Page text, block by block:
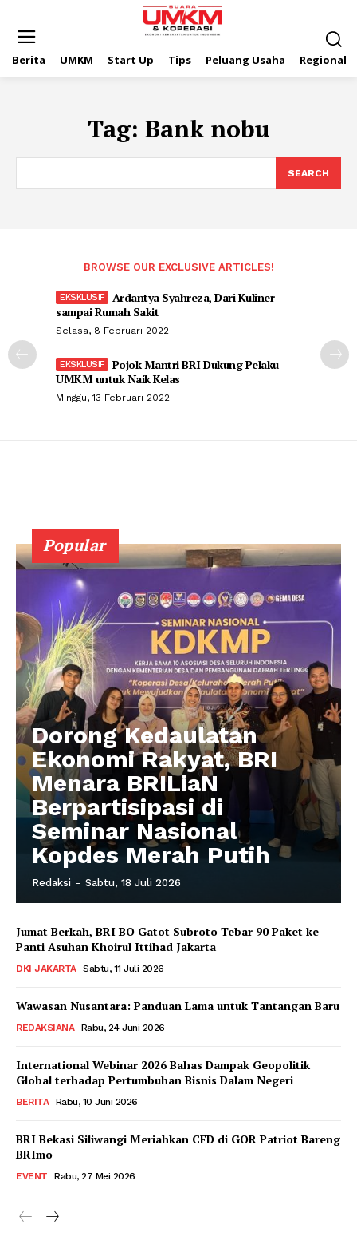
Berita UMKM Start Up Tips Peluang Usaha Regional
Tag: Bank nobu
SEARCH
BROWSE OUR EXCLUSIVE ARTICLES!
Ardantya Syahreza, Dari Kuliner
sampai Rumah Sakit
Selasa, 8 Februari 2022
Pojok Mantri BRI Dukung Pelaku
UMKM untuk Naik Kelas
Minggu, 13 Februari 2022
Popular
Dorong Kedaulatan
Ekonomi Rakyat, BRI
Menara BRILiaN
Berpartisipasi di
Seminar Nasional
Kopdes Merah Putih
Redaksi - Sabtu, 18 Juli 2026
Jumat Berkah, BRI BO Gatot Subroto Tebar 90 Paket ke
Panti Asuhan Khoirul Ittihad Jakarta
DKI JAKARTA Sabtu, 11 Juli 2026
Wawasan Nusantara: Panduan Lama untuk Tantangan Baru
REDAKSIANA Rabu, 24 Juni 2026
International Webinar 2026 Bahas Dampak Geopolitik
Global terhadap Pertumbuhan Bisnis Dalam Negeri
BERITA Rabu, 10 Juni 2026
BRI Bekasi Siliwangi Meriahkan CFD di GOR Patriot Bareng
BRImo
EVENT Rabu, 27 Mei 2026